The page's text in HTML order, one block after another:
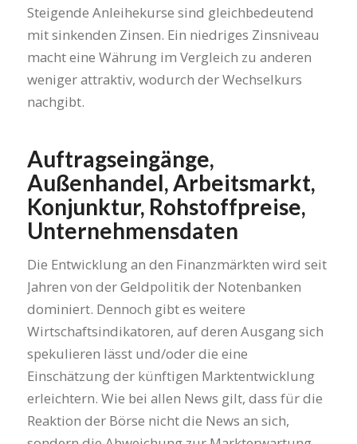
Steigende Anleihekurse sind gleichbedeutend
mit sinkenden Zinsen. Ein niedriges Zinsniveau
macht eine Währung im Vergleich zu anderen
weniger attraktiv, wodurch der Wechselkurs
nachgibt.
Auftragseingänge,
Außenhandel, Arbeitsmarkt,
Konjunktur, Rohstoffpreise,
Unternehmensdaten
Die Entwicklung an den Finanzmärkten wird seit
Jahren von der Geldpolitik der Notenbanken
dominiert. Dennoch gibt es weitere
Wirtschaftsindikatoren, auf deren Ausgang sich
spekulieren lässt und/oder die eine
Einschätzung der künftigen Marktentwicklung
erleichtern. Wie bei allen News gilt, dass für die
Reaktion der Börse nicht die News an sich,